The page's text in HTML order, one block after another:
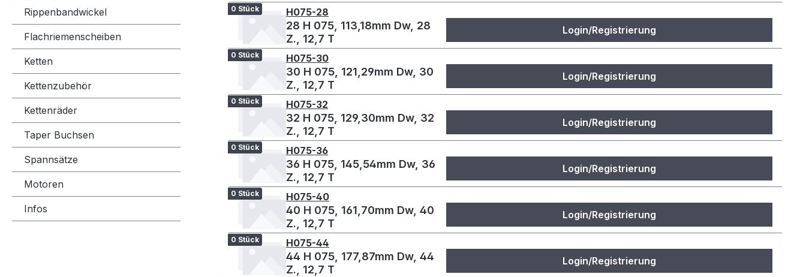
Rippenbandwickel
Flachriemenscheiben
Ketten
Kettenzubehör
Kettenräder
Taper Buchsen
Spannsätze
Motoren
Infos
0 Stück H075-28
28 H 075, 113,18mm Dw, 28
Z., 12,7 T
Login/Registrierung
0 Stück H075-30
30 H 075, 121,29mm Dw, 30
Z., 12,7 T
Login/Registrierung
0 Stück H075-32
32 H 075, 129,30mm Dw, 32
Z., 12,7 T
Login/Registrierung
0 Stück H075-36
36 H 075, 145,54mm Dw, 36
Z., 12,7 T
Login/Registrierung
0 Stück H075-40
40 H 075, 161,70mm Dw, 40
Z., 12,7 T
Login/Registrierung
0 Stück H075-44
44 H 075, 177,87mm Dw, 44
Z., 12,7 T
Login/Registrierung